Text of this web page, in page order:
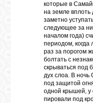
которые в
на земле вплоть
заметно
следующее за
началом года)
периодом,
раз за порогом
болтать с
скрываться под
дух слоа. В ночь
под защитой
одной крышей, у
пировали под